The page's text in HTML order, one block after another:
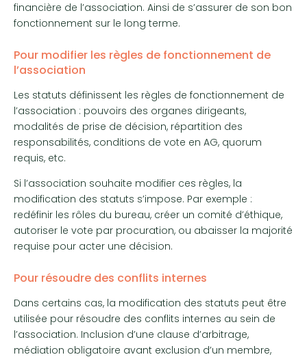
financière de l’association. Ainsi de s’assurer de son bon
fonctionnement sur le long terme.
Pour modifier les règles de fonctionnement de
l’association
Les statuts définissent les règles de fonctionnement de
l’association : pouvoirs des organes dirigeants,
modalités de prise de décision, répartition des
responsabilités, conditions de vote en AG, quorum
requis, etc.
Si l’association souhaite modifier ces règles, la
modification des statuts s’impose. Par exemple :
redéfinir les rôles du bureau, créer un comité d’éthique,
autoriser le vote par procuration, ou abaisser la majorité
requise pour acter une décision.
Pour résoudre des conflits internes
Dans certains cas, la modification des statuts peut être
utilisée pour résoudre des conflits internes au sein de
l’association. Inclusion d’une clause d’arbitrage,
médiation obligatoire avant exclusion d’un membre,